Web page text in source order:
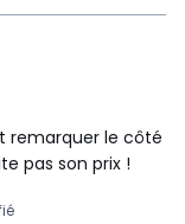
remarquer le côté
pas son prix !